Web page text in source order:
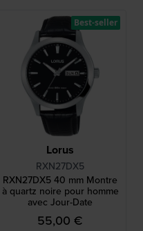
Lorus
RXN27DX5
RXN27DX5 40 mm Montre
à quartz noire pour homme
avec Jour-Date
55,00 €
Best-seller